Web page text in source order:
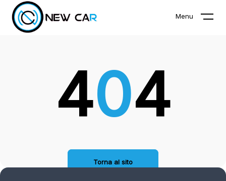
Menu
La pagina che stai cercando non
esiste!
404
Torna al sito